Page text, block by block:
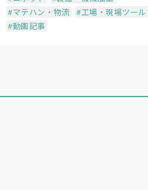
性を持つ認識技術を、屋
た取り組みを発信するこ
りたい」（高丸専務）
#マテハン・物流
#工場・現場ツール
#動画記事